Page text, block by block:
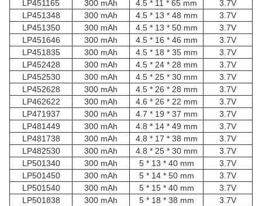
LP451165
300 mAh 4.5 * 11 * 65 mm
3.7V
LP451348
300 mAh 4.5 * 13 * 48 mm
3.7V
LP451350
300 mAh 4.5 * 13 * 50 mm
3.7V
LP451646
300 mAh 4.5 * 16 * 46 mm
3.7V
LP451835
300 mAh 4.5 * 18 * 35 mm
3.7V
LP452428
300 mAh 4.5 * 24 * 28 mm
3.7V
LP452530
300 mAh 4.5 * 25 * 30 mm
3.7V
LP452628
300 mAh 4.5 * 26 * 28 mm
3.7V
LP462622
300 mAh 4.6 * 26 * 22 mm
3.7V
LP471937
300 mAh 4.7 * 19 * 37 mm
3.7V
LP481449
300 mAh 4.8 * 14 * 49 mm
3.7V
LP481738
300 mAh 4.8 * 17 * 38 mm
3.7V
LP482530
300 mAh 4.8 * 25 * 30 mm
3.7V
LP501340
300 mAh 5 * 13 * 40 mm
3.7V
LP501450
300 mAh 5 * 14 * 50 mm
3.7V
LP501540
300 mAh 5 * 15 * 40 mm
3.7V
LP501838
300 mAh 5 * 18 * 38 mm
3.7V